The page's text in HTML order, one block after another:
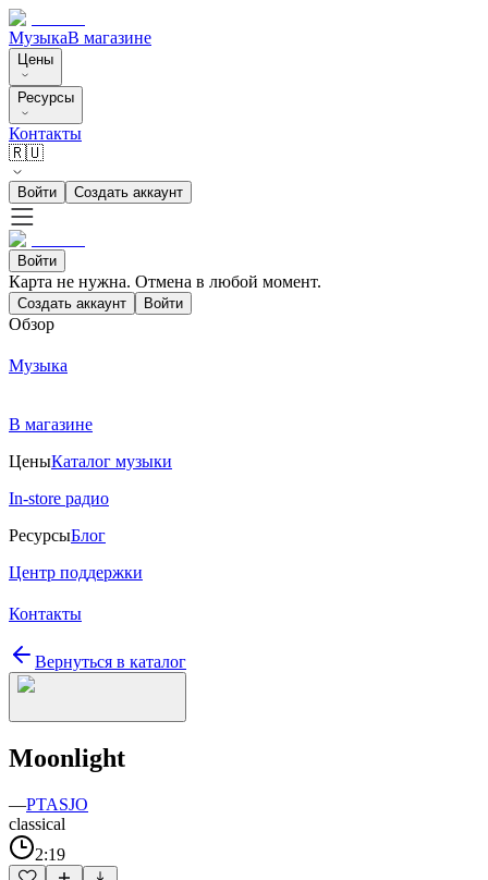
МузыкаВ магазине
Цены
Ресурсы
Контакты
🇷🇺
Войти Создать аккаунт
Войти
Карта не нужна. Отмена в любой момент.
Создать аккаунт Войти
Обзор
Музыка
В магазине
ЦеныКаталог музыки
In-store радио
РесурсыБлог
Центр поддержки
Контакты
Вернуться в каталог
Moonlight
—PTASJO
classical
2:19